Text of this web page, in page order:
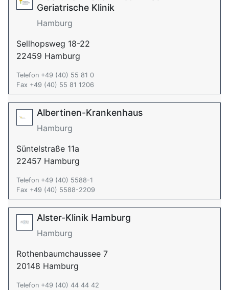
Geriatrische Klinik
Hamburg
Sellhopsweg 18-22
22459 Hamburg
Telefon +49 (40) 55 81 0
Fax +49 (40) 55 81 1206
Albertinen-Krankenhaus
Hamburg
Süntelstraße 11a
22457 Hamburg
Telefon +49 (40) 5588-1
Fax +49 (40) 5588-2209
Alster-Klinik Hamburg
Hamburg
Rothenbaumchaussee 7
20148 Hamburg
Telefon +49 (40) 44 44 42